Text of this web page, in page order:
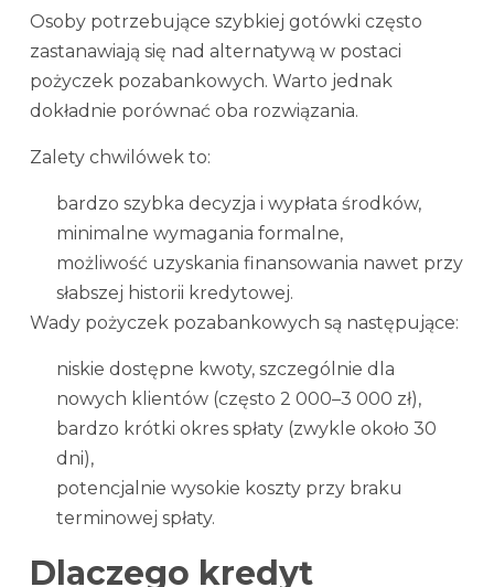
Osoby potrzebujące szybkiej gotówki często
zastanawiają się nad alternatywą w postaci
pożyczek pozabankowych. Warto jednak
dokładnie porównać oba rozwiązania.
Zalety chwilówek to:
bardzo szybka decyzja i wypłata środków,
minimalne wymagania formalne,
możliwość uzyskania finansowania nawet przy
słabszej historii kredytowej.
Wady pożyczek pozabankowych są następujące:
niskie dostępne kwoty, szczególnie dla
nowych klientów (często 2 000–3 000 zł),
bardzo krótki okres spłaty (zwykle około 30
dni),
potencjalnie wysokie koszty przy braku
terminowej spłaty.
Dlaczego kredyt